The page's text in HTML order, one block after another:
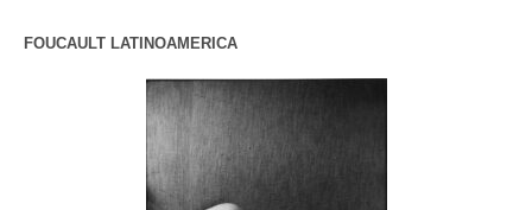
FOUCAULT LATINOAMERICA